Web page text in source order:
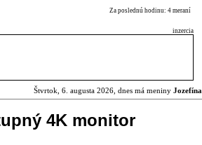
Za poslednú hodinu: 4 meraní
inzercia
Štvrtok, 6. augusta 2026, dnes má meniny Jozefína
4K monitor